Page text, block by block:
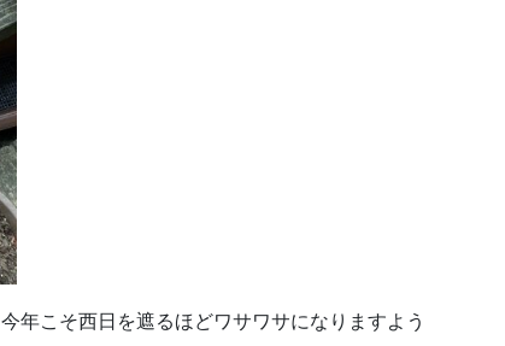
年こそ西日を遮るほどワサワサになりますよう